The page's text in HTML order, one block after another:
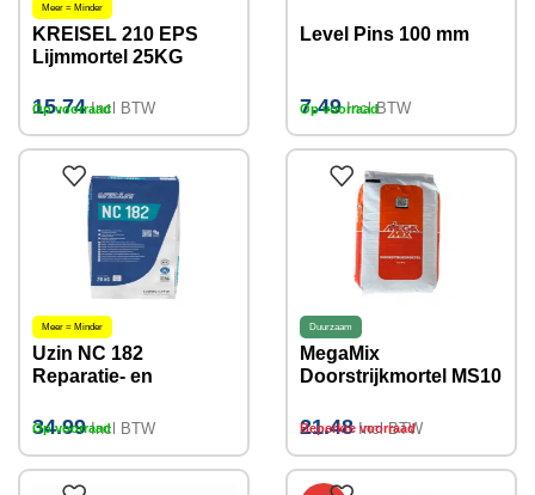
Meer = Minder
KREISEL 210 EPS
Lijmmortel 25KG
15.74 Incl BTW
Op voorraad
Level Pins 100 mm
7.49 Incl BTW
Op voorraad
Meer = Minder
Uzin NC 182
Reparatie- en
tot 100mm
34.99 Incl BTW
Op voorraad
Duurzaam
MegaMix
Doorstrijkmortel MS10
21.48 Incl BTW
Beperkte voorraad